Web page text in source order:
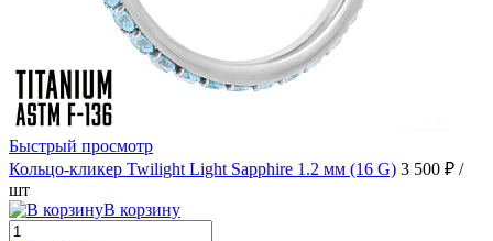
Быстрый просмотр
Кольцо-кликер Twilight Light Sapphire 1.2 мм (16 G) 3 500 ₽ /
шт
В корзину